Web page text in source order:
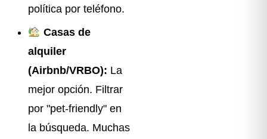
política por teléfono.
Casas de
alquiler
(Airbnb/VRBO): La
mejor opción. Filtrar
por "pet-friendly" en
la búsqueda. Muchas